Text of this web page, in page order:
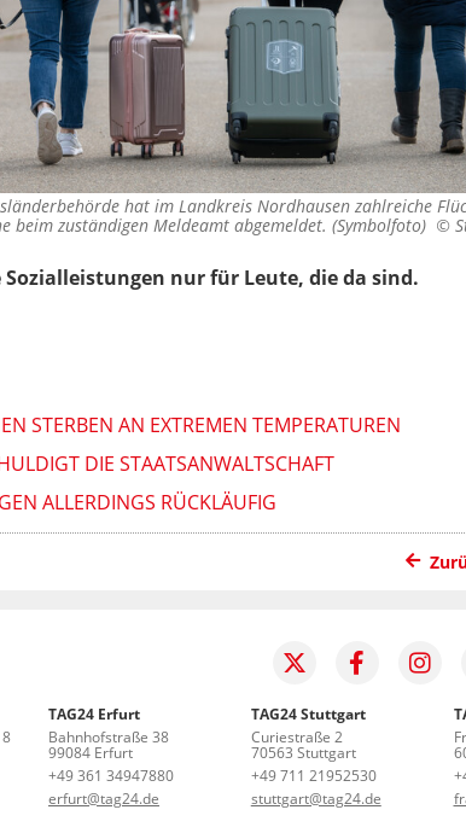
hat im Landkreis Nordhausen zahlreiche
beim zuständigen Meldeamt abgemeldet. (Symbolfoto) ©
nur für Leute, die da sind.
STERBEN AN EXTREMEN TEMPERATUREN
DIE STAATSANWALTSCHAFT
ALLERDINGS RÜCKLÄUFIG
TAG24 Erfurt
Bahnhofstraße 38
99084 Erfurt
+49 361 34947880
erfurt@tag24.de
TAG24 Stuttgart
Curiestraße 2
70563 Stuttgart
+49 711 21952530
stuttgart@tag24.de